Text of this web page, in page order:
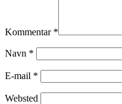
Kommentar *
Navn *
E-mail *
Websted